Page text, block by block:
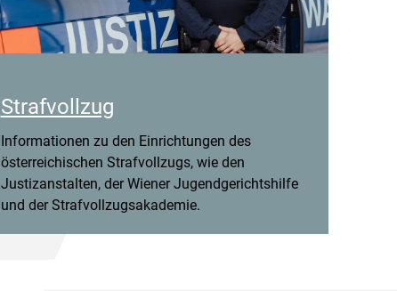
Strafvollzug
Informationen zu den Einrichtungen des
österreichischen Strafvollzugs, wie den
Justizanstalten, der Wiener Jugendgerichtshilfe
und der Strafvollzugsakademie.